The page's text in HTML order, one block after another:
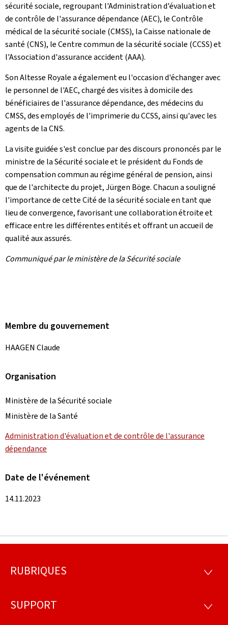
sécurité sociale, regroupant l'Administration d'évaluation et
de contrôle de l'assurance dépendance (AEC), le Contrôle
médical de la sécurité sociale (CMSS), la Caisse nationale de
santé (CNS), le Centre commun de la sécurité sociale (CCSS) et
l'Association d'assurance accident (AAA).
Son Altesse Royale a également eu l'occasion d'échanger avec
le personnel de l'AEC, chargé des visites à domicile des
bénéficiaires de l'assurance dépendance, des médecins du
CMSS, des employés de l'imprimerie du CCSS, ainsi qu'avec les
agents de la CNS.
La visite guidée s'est conclue par des discours prononcés par le
ministre de la Sécurité sociale et le président du Fonds de
compensation commun au régime général de pension, ainsi
que de l'architecte du projet, Jürgen Böge. Chacun a souligné
l'importance de cette Cité de la sécurité sociale en tant que
lieu de convergence, favorisant une collaboration étroite et
efficace entre les différentes entités et offrant un accueil de
qualité aux assurés.
Communiqué par le ministère de la Sécurité sociale
Membre du gouvernement
HAAGEN Claude
Organisation
Ministère de la Sécurité sociale
Ministère de la Santé
Administration d'évaluation et de contrôle de l'assurance
dépendance
Date de l'événement
14.11.2023
Pied
page
RUBRIQUES
SUPPORT